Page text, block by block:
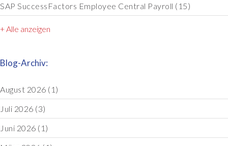
SAP SuccessFactors Employee Central Payroll (15)
+ Alle anzeigen
Blog-Archiv:
August 2026 (1)
Juli 2026 (3)
Juni 2026 (1)